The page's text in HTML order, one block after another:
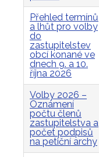
Přehled termínů
a lhůt pro volby
do
zastupitelstev
obcí konané ve
dnech 9. a 10.
října 2026
Volby 2026 –
Oznámení
počtu členů
zastupitelstva a
počet podpisů
na petiční archy